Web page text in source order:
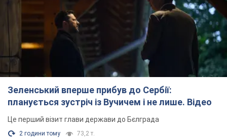
Зеленський вперше прибув до Сербії:
планується зустріч із Вучичем і не лише. Відео
Це перший візит глави держави до Бєлграда
2 години тому 73,2 т.